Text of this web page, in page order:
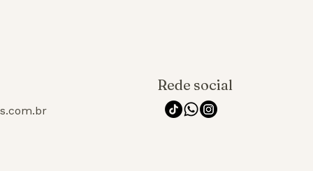
Rede social